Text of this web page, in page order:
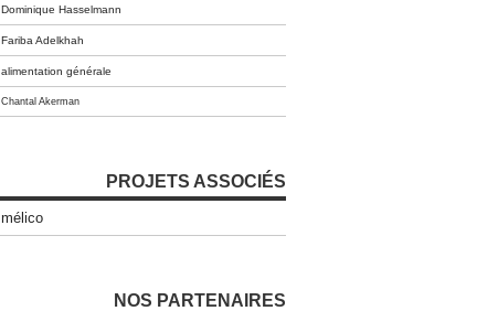
Dominique Hasselmann
Fariba Adelkhah
alimentation générale
Chantal Akerman
PROJETS ASSOCIÉS
mélico
NOS PARTENAIRES